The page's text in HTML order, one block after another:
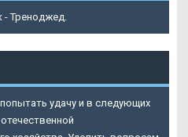
- Треноджед.
удачу и в следующих